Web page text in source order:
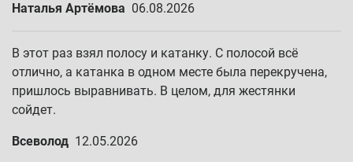
Наталья Артёмова 06.08.2026
В этот раз взял полосу и катанку. С полосой всё
отлично, а катанка в одном месте была перекручена,
пришлось выравнивать. В целом, для жестянки
сойдет.
Всеволод 12.05.2026